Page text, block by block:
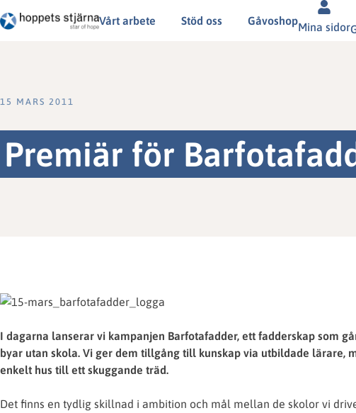
Vårt arbete Stöd oss Gåvoshop
Mina sidor
15 MARS 2011
Premiär för
I dagarna lanserar vi kampanjen Barfotafadder, ett fadderskap som
byar utan skola. Vi ger dem tillgång till kunskap via utbildade lärare,
enkelt hus till ett skuggande träd.
Det finns en tydlig skillnad i ambition och mål mellan de skolor vi